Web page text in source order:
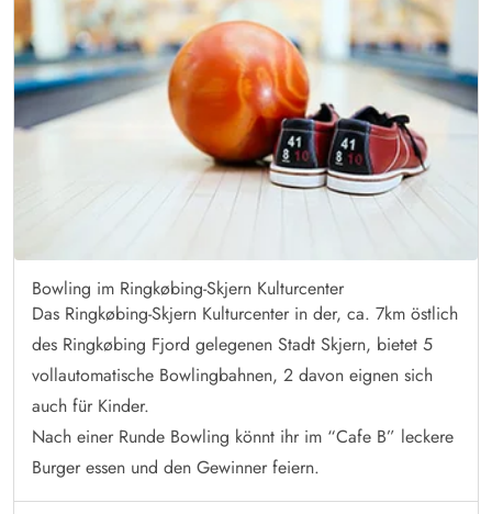
Bowling im Ringkøbing-Skjern Kulturcenter
Das Ringkøbing-Skjern Kulturcenter in der, ca. 7km östlich
des Ringkøbing Fjord gelegenen Stadt Skjern, bietet 5
vollautomatische Bowlingbahnen, 2 davon eignen sich
auch für Kinder.
Nach einer Runde Bowling könnt ihr im “Cafe B” leckere
Burger essen und den Gewinner feiern.